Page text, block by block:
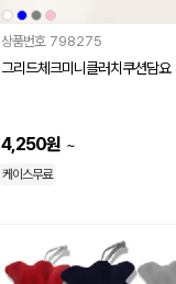
상품번호 798275
그리드체크미니클러치쿠션담요
4,250원 ~
케이스무료